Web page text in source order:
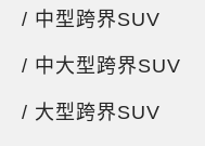
/ 中型跨界SUV
/ 中大型跨界SUV
/ 大型跨界SUV